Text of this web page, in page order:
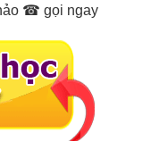
☎ gọi ngay